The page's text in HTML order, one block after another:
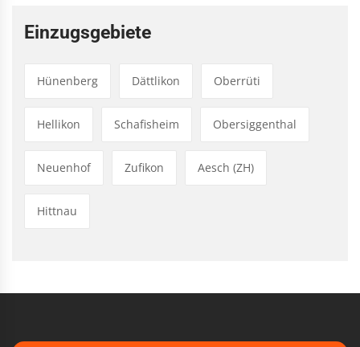
Einzugsgebiete
Hünenberg Dättlikon Oberrüti
Hellikon Schafisheim Obersiggenthal
Neuenhof Zufikon Aesch (ZH)
Hittnau